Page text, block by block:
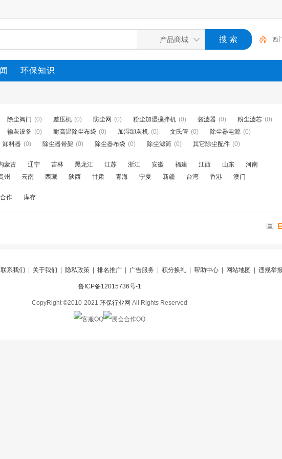
西
变
环保知识
除尘阀门 (0) 差压机 (0) 防尘网 (0) 粉尘加湿搅拌机 (0) 袋滤器 (0) 粉尘滤芯 (0)
输灰设备 (0) 耐高温除尘布袋 (0) 加湿卸灰机 (0) 文氏管 (0) 除尘器电源 (0)
卸料器 (0) 除尘器骨架 (0) 除尘器布袋 (0) 除尘滤筒 (0) 其它除尘配件 (0)
蒙古 辽宁 吉林 黑龙江 江苏 浙江 安徽 福建 江西 山东
河南
州 云南 西藏 陕西 甘肃 青海 宁夏 新疆 台湾 香港 澳门
作 库存
联系我们 关于我们 隐私政策 排名推广 广告服务 积分换礼 帮助中心 网站地图 违规举报
鲁ICP备12015736号-1
CopyRight ©2010-2021 环保行业网 All Rights Reserved